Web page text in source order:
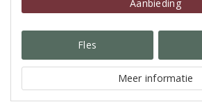
Aanbieding
Fles
Meer informatie